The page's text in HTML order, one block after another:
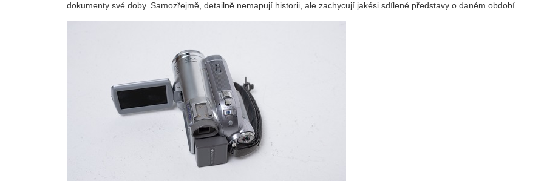
dokumenty své doby. Samozřejmě, detailně nemapují historii, ale zachycují jakési sdílené představy o daném období.